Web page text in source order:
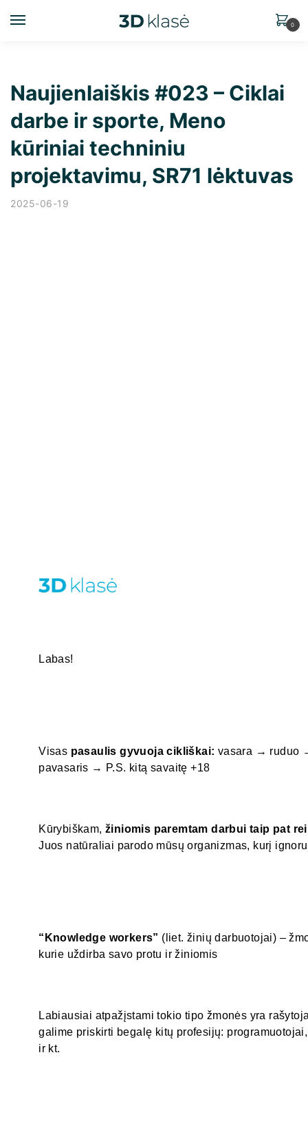
0
Naujienlaiškis #023 – Ciklai
darbe ir sporte, Meno
kūriniai techniniu
projektavimu, SR71 lėktuvas
2025-06-19
Labas!
Visas pasaulis gyvuoja cikliškai: vasara → ruduo
pavasaris → P.S. kitą savaitę +18
Kūrybiškam,žiniomis paremtam darbui taip pat
Juos natūraliai parodo mūsų organizmas, kurį
“Knowledge workers” (liet. žinių darbuotojai) –
kurie uždirba savo protu ir žiniomis
Labiausiai atpažįstami tokio tipo žmonės yra
galime priskirti begalę kitų profesijų:
ir kt.